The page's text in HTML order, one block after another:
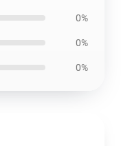
0%
0%
0%